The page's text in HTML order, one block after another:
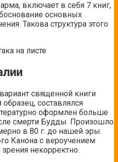
включает в себя 7 книг,
основных
Такова структура этого
священной книги
составлялся
оформлен больше
смерти Будды. Произошло
в 80 г. до нашей эры.
Канона с вероучением
некорректно.